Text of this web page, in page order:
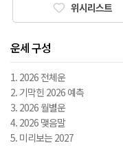
위시리스트
운세 구성
1. 2026 전체운
2. 기막힌 2026 예측
3. 2026 월별운
4. 2026 맺음말
5. 미리보는 2027